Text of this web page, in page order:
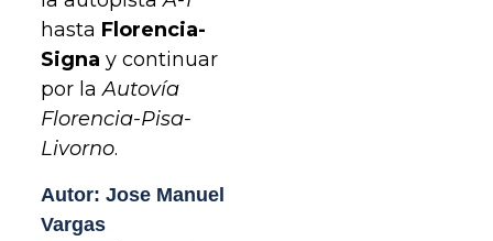
hasta Florencia-
Signa y continuar
por laAutovía
Florencia-Pisa-
Livorno.
Autor: Jose Manuel
Vargas